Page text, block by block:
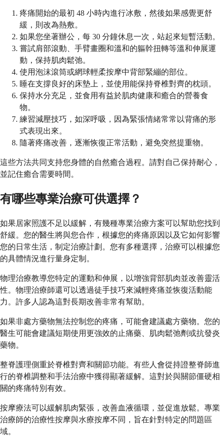
疼痛開始的最初 48 小時內進行冰敷，然後如果感覺更舒
緩，則改為熱敷。
如果您坐著辦公，每 30 分鐘休息一次，站起來短暫活動。
嘗試肩部滾動、手臂畫圈和溫和的軀幹扭轉等溫和伸展運
動，保持肌肉鬆弛。
使用泡沫滾筒或網球輕柔按摩中背部緊繃的部位。
睡在支撐良好的床墊上，並使用能保持脊椎對齊的枕頭。
保持水分充足，並食用有益於肌肉健康和癒合的營養食
物。
練習減壓技巧，如深呼吸，因為緊張情緒常常以背痛的形
式表現出來。
隨著疼痛改善，逐漸恢復正常活動，避免突然提重物。
這些方法共同支持您身體的自然癒合過程。請對自己保持耐心，
並記住癒合需要時間。
有哪些專業治療可供選擇？
如果居家照護不足以緩解，有幾種專業治療方案可以幫助您找到
舒緩。您的醫生將與您合作，根據您的疼痛原因以及它如何影響
您的日常生活，制定治療計劃。您有多種選擇，治療可以根據您
的具體情況進行量身定制。
物理治療教導您特定的運動和伸展，以增強背部肌肉並改善靈活
性。物理治療師還可以透過徒手技巧來減輕疼痛並恢復活動能
力。許多人認為這對長期改善非常有幫助。
如果非處方藥物無法控制您的疼痛，可能會建議處方藥物。您的
醫生可能會建議短期使用更強效的止痛藥、肌肉鬆弛劑或抗發炎
藥物。
整脊護理側重於脊椎對齊和關節功能。有些人會從持證整脊師進
行的脊椎調整和手法治療中獲得顯著緩解。這對於與關節僵硬相
關的疼痛特別有效。
按摩療法可以緩解肌肉緊張，改善血液循環，並促進放鬆。專業
治療師的治療性按摩與水療按摩不同，旨在針對特定的問題區
域。